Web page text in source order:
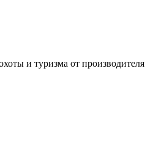
и туризма от производителя